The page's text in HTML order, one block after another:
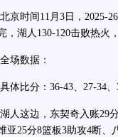
时间11月3日，2025-26
，湖人130-120击败热火
数据：
比分：36-43、27-34、
这边，东契奇入账29分
亚25分8篮板3助攻4断、